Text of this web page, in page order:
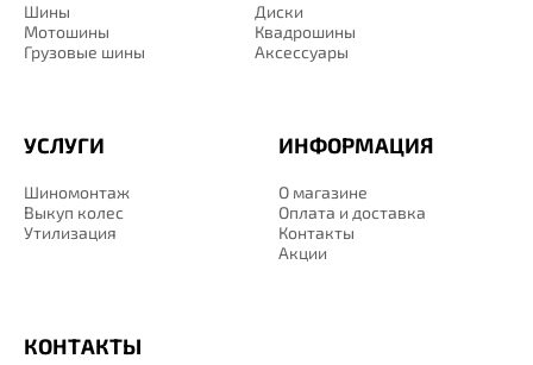
Шины
Диски
Мотошины
Квадрошины
Грузовые шины
Аксессуары
ИНФОРМАЦИЯ
О магазине
Оплата и доставка
Контакты
Акции
УСЛУГИ
Шиномонтаж
Выкуп колес
Утилизация
КОНТАКТЫ